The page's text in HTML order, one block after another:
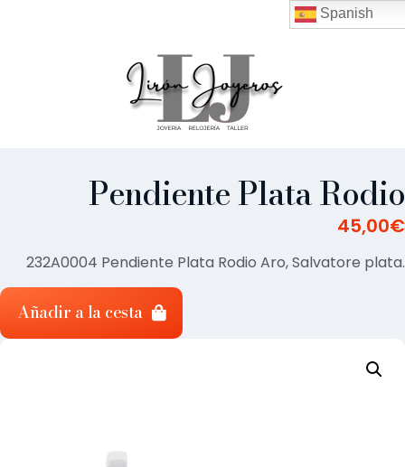
Pendiente Plata Rodio
45,00€
232A0004 Pendiente Plata Rodio Aro, Salvatore plata.
Añadir a la cesta
Spanish